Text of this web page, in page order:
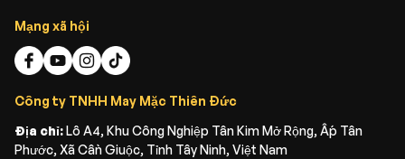
Mạng xã hội
Công ty TNHH May Mặc Thiên Đức
Địa chỉ:Lô A4, Khu Công Nghiệp Tân Kim Mở Rộng, Ấp Tân
Phước, Xã Cần Giuộc, Tỉnh Tây Ninh, Việt Nam